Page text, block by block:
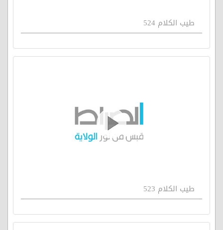
طيب الكلام 524
طيب الكلام 523